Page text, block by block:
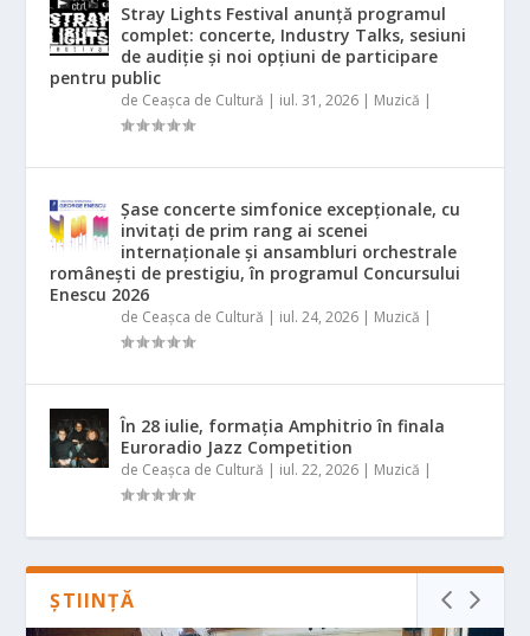
Stray Lights Festival anunță programul
complet: concerte, Industry Talks, sesiuni
de audiție și noi opțiuni de participare
pentru public
de Ceașca de Cultură | iul. 31, 2026 | Muzică |
Șase concerte simfonice excepționale, cu
invitați de prim rang ai scenei
internaționale și ansambluri orchestrale
românești de prestigiu, în programul Concursului
Enescu 2026
de Ceașca de Cultură | iul. 24, 2026 | Muzică |
În 28 iulie, formația Amphitrio în finala
Euroradio Jazz Competition
de Ceașca de Cultură | iul. 22, 2026 | Muzică |
ȘTIINȚĂ